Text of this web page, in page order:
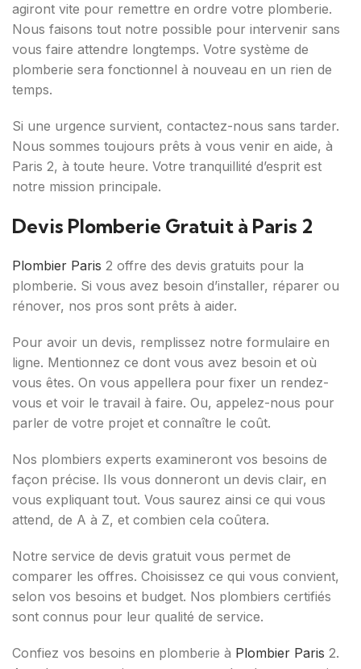
agiront vite pour remettre en ordre votre plomberie.
Nous faisons tout notre possible pour intervenir sans
vous faire attendre longtemps. Votre système de
plomberie sera fonctionnel à nouveau en un rien de
temps.
Si une urgence survient, contactez-nous sans tarder.
Nous sommes toujours prêts à vous venir en aide, à
Paris 2, à toute heure. Votre tranquillité d’esprit est
notre mission principale.
Devis Plomberie Gratuit à Paris 2
Plombier Paris 2 offre des devis gratuits pour la
plomberie. Si vous avez besoin d’installer, réparer ou
rénover, nos pros sont prêts à aider.
Pour avoir un devis, remplissez notre formulaire en
ligne. Mentionnez ce dont vous avez besoin et où
vous êtes. On vous appellera pour fixer un rendez-
vous et voir le travail à faire. Ou, appelez-nous pour
parler de votre projet et connaître le coût.
Nos plombiers experts examineront vos besoins de
façon précise. Ils vous donneront un devis clair, en
vous expliquant tout. Vous saurez ainsi ce qui vous
attend, de A à Z, et combien cela coûtera.
Notre service de devis gratuit vous permet de
comparer les offres. Choisissez ce qui vous convient,
selon vos besoins et budget. Nos plombiers certifiés
sont connus pour leur qualité de service.
Confiez vos besoins en plomberie à Plombier Paris 2.